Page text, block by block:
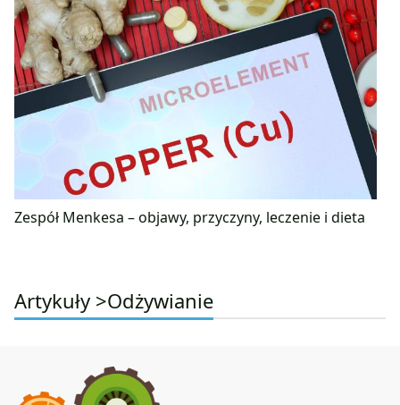
Zespół Menkesa – objawy, przyczyny, leczenie i dieta
Artykuły >Odżywianie